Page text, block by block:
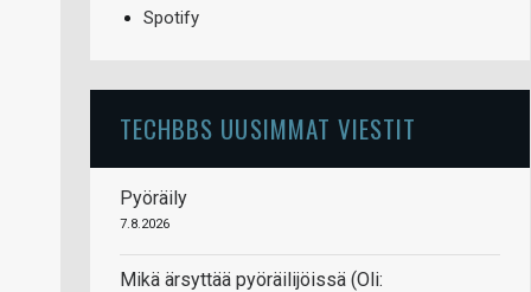
Spotify
TECHBBS UUSIMMAT VIESTIT
Pyöräily
7.8.2026
Mikä ärsyttää pyöräilijöissä (Oli: